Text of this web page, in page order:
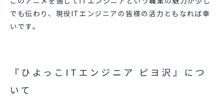
でも伝わり、現役ITエンジニアの皆様の活力ともなれば幸
いです。
『ひよっこITエンジニア ピヨ沢』につ
いて